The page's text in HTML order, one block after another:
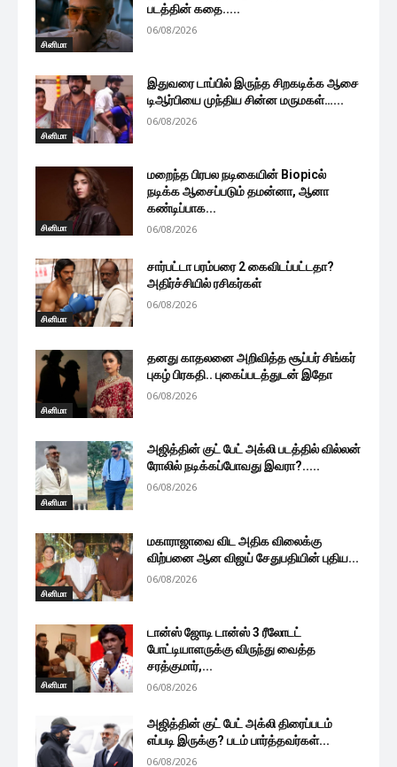
சினிமா
படத்தின் கதை.....
06/08/2026
சினிமா
இதுவரை டாப்பில் இருந்த சிறகடிக்க ஆசை
டிஆர்பியை முந்திய சின்ன மருமகள்…...
06/08/2026
சினிமா
மறைந்த பிரபல நடிகையின் Biopicல்
நடிக்க ஆசைப்படும் தமன்னா, ஆனா
கண்டிப்பாக...
06/08/2026
சினிமா
சார்பட்டா பரம்பரை 2 கைவிடப்பட்டதா?
அதிர்ச்சியில் ரசிகர்கள்
06/08/2026
சினிமா
தனது காதலனை அறிவித்த சூப்பர் சிங்கர்
புகழ் பிரகதி.. புகைப்படத்துடன் இதோ
06/08/2026
சினிமா
அஜித்தின் குட் பேட் அக்லி படத்தில் வில்லன்
ரோலில் நடிக்கப்போவது இவரா?.....
06/08/2026
சினிமா
மகாராஜாவை விட அதிக விலைக்கு
விற்பனை ஆன விஜய் சேதுபதியின் புதிய...
06/08/2026
சினிமா
டான்ஸ் ஜோடி டான்ஸ் 3 ரீலோடட்
போட்டியாளருக்கு விருந்து வைத்த
சரத்குமார்,...
06/08/2026
அஜித்தின் குட் பேட் அக்லி திரைப்படம்
எப்படி இருக்கு? படம் பார்த்தவர்கள்...
06/08/2026